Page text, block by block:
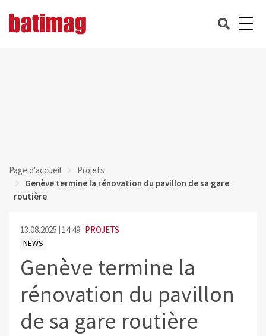
Page d'accueil
Projets
Genève termine la rénovation du pavillon de sa gare
routière
13.08.2025 14:49 PROJETS
NEWS
Genève termine la
rénovation du pavillon
de sa gare routière